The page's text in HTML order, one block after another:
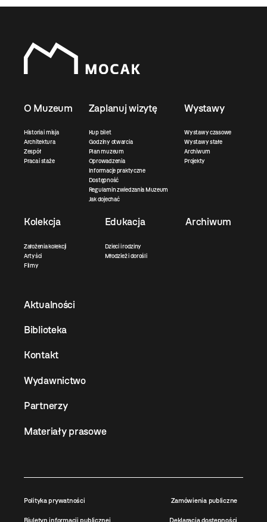
O Muzeum
Historia i misja
Architektura
Zespół
Praca i staże
Zaplanuj wizytę
Kup bilet
Godziny otwarcia
Plan muzeum
Oprowadzenia
Informacje praktyczne
Dostępność
Regulamin zwiedzania Muzeum
Jak dojechać
Wystawy
Wystawy czasowe
Wystawy stałe
Archiwum
Projekty
Kolekcja
Założenia kolekcji
Artyści
Filmy
Edukacja
Dzieci i rodziny
Młodzież i dorośli
Archiwum
Aktualności
Biblioteka
Kontakt
Wydawnictwo
Partnerzy
Materiały prasowe
Polityka prywatności Zamówienia publiczne
Biuletyn informacji publicznej Deklaracja dostępności